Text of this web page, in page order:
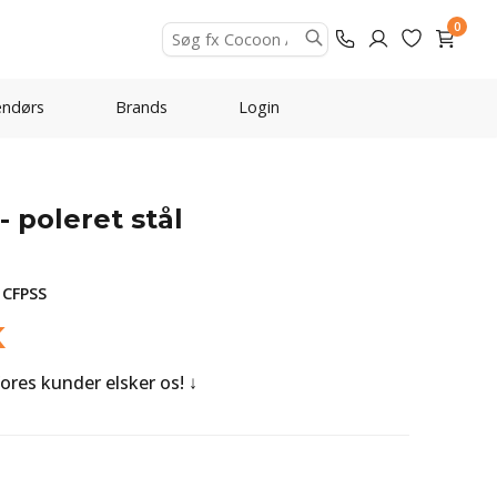
0
Brands Login
poleret stål
kunder elsker os!